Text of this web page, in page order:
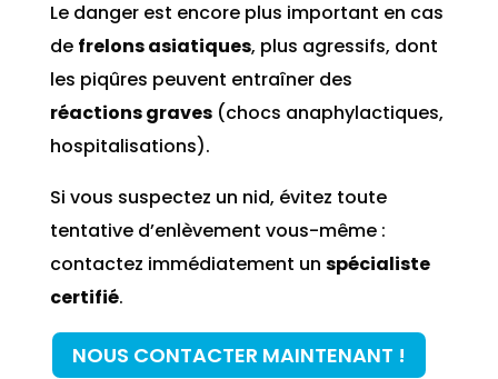
Le danger est encore plus important en cas
de frelons asiatiques, plus agressifs, dont
les piqûres peuvent entraîner des
réactions graves(chocs anaphylactiques,
hospitalisations).
Si vous suspectez un nid, évitez toute
tentative d’enlèvement vous-même :
contactez immédiatement un spécialiste
certifié.
NOUS CONTACTER MAINTENANT !